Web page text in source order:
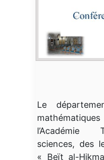
Le
l’Académie
sciences, des
« Beït al-